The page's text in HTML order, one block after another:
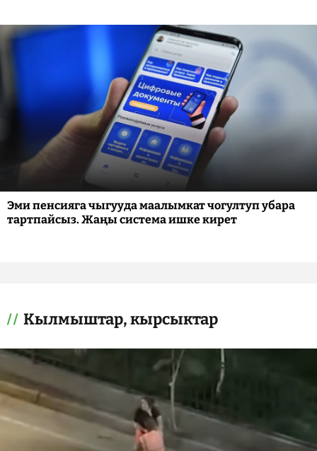
Эми пенсияга чыгууда маалымкат чогултуп убара
тартпайсыз. Жаңы система ишке кирет
Кылмыштар, кырсыктар